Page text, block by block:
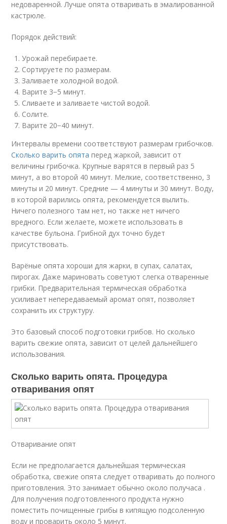
недоваренной. Лучше опята отваривать в эмалированной
кастрюле.
Порядок действий:
Урожай перебираете.
Сортируете по размерам.
Заливаете холодной водой.
Варите 3−5 минут.
Сливаете и заливаете чистой водой.
Солите.
Варите 20−40 минут.
Интервалы времени соответствуют размерам грибочков.
Сколько варить опята перед жаркой, зависит от
величины грибочка. Крупные варятся в первый раз 5
минут, а во второй 40 минут. Мелкие, соответственно, 3
минуты и 20 минут. Средние — 4 минуты и 30 минут. Воду,
в которой варились опята, рекомендуется вылить.
Ничего полезного там нет, но также нет ничего
вредного. Если желаете, можете использовать в
качестве бульона. Грибной дух точно будет
присутствовать.
Варёные опята хороши для жарки, в супах, салатах,
пирогах. Даже мариновать советуют слегка отваренные
грибки. Предварительная термическая обработка
усиливает непередаваемый аромат опят, позволяет
сохранить их структуру.
Это базовый способ подготовки грибов. Но сколько
варить свежие опята, зависит от целей дальнейшего
использования.
Сколько варить опята. Процедура
отваривания опят
Отваривание опят
Если не предполагается дальнейшая термическая
обработка, свежие опята следует отваривать до полного
приготовления. Это занимает обычно около получаса .
Для получения подготовленного продукта нужно
поместить почищенные грибы в кипящую подсоленную
воду и проварить около 5 минут.